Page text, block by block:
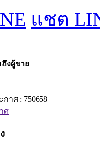
แชต
งผู้ขาย
าศ : 750658
ศ